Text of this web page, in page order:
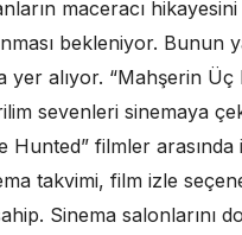
maceracı
bekleniyor. Bunun
yer alıyor. “Mahşerin
sevenleri sinemaya
Hunted” filmler
takvimi, film izle
Sinema salonlarını